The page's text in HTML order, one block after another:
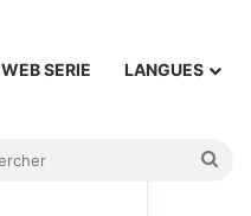
WEB SERIE LANGUES